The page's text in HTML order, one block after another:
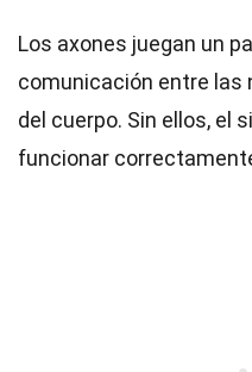
Los axones juegan un
comunicación entre las
del cuerpo. Sin ellos, el
funcionar